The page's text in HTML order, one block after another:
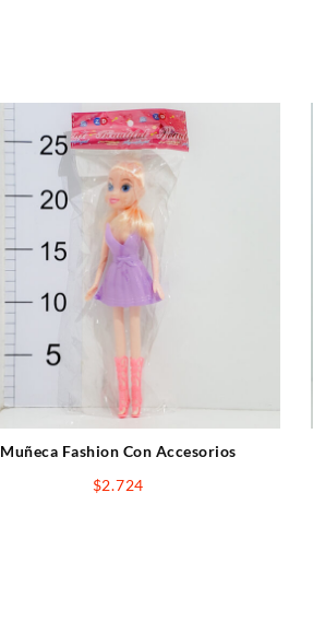
Muñeca Fashion Con Accesorios
$2.724